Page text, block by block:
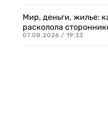
Мир, деньги, жилье:
расколола
07.08.2026 / 19:33